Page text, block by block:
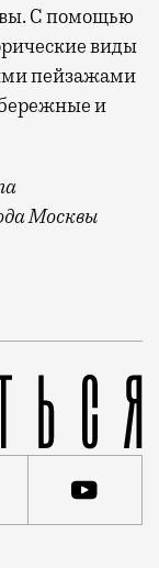
С помощью
виды
пейзажами
и
Москвы
День